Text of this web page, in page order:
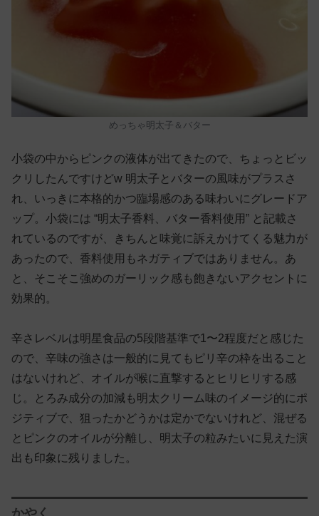
めっちゃ明太子＆バター
小袋の中からピンクの液体が出てきたので、ちょっとビッ
クリしたんですけどw 明太子とバターの風味がプラスさ
れ、いっきに本格的かつ臨場感のある味わいにグレードア
ップ。小袋には “明太子香料、バター香料使用” と記載さ
れているのですが、きちんと味覚に訴えかけてくる魅力が
あったので、香料使用もネガティブではありません。あ
と、そこそこ強めのガーリック感も飽きないアクセントに
効果的。
辛さレベルは明星食品の5段階基準で1〜2程度だと感じた
ので、辛味の強さは一般的に見てもピリ辛の枠を出ること
はないけれど、オイルが喉に直撃するとヒリヒリする感
じ。とろみ成分の加減も明太クリーム味のイメージ的にポ
ジティブで、狙ったかどうかは定かでないけれど、混ぜる
とピンクのオイルが分離し、明太子の粒みたいに見えた演
出も印象に残りました。